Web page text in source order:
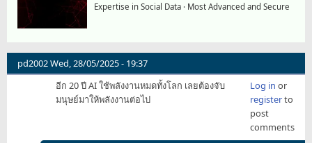
Expertise in Social Data · Most Advanced and Secure
pd2002Wed, 28/05/2025 - 19:37
อีก 20 ปี AI ใช้พลังงานหมดทั้งโลก เลยต้องจับ
มนุษย์มาให้พลังงานต่อไป
Log in or
registerto
post
comments